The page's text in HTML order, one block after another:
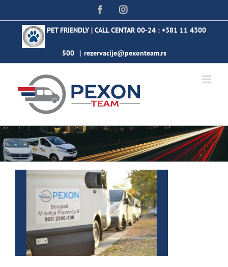
to
content
FacebookInstagram
PET FRIENDLY | CALL CENTAR 00-24 : +381 11 4300
500 | rezervacije@pexonteam.rs